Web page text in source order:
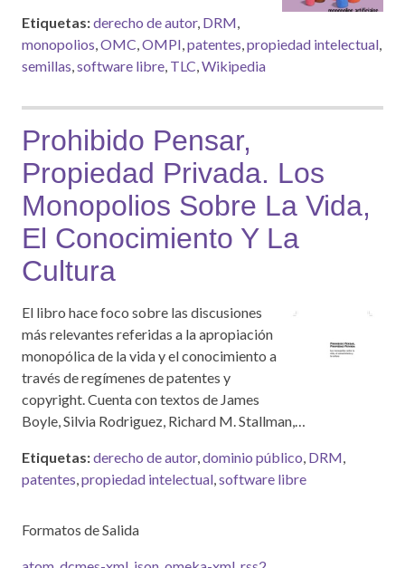
Etiquetas:derecho de autor, DRM,
monopolios,OMC,OMPI,patentes,propiedad intelectual,
semillas,software libre, TLC,Wikipedia
Prohibido Pensar,
Propiedad Privada. Los
Monopolios Sobre La Vida,
El Conocimiento Y La
Cultura
El libro hace foco sobre las discusiones
más relevantes referidas a la apropiación
monopólica de la vida y el conocimiento a
través de regímenes de patentes y
copyright. Cuenta con textos de James
Boyle, Silvia Rodriguez, Richard M. Stallman,…
Etiquetas:derecho de autor,dominio público, DRM,
patentes,propiedad intelectual,software libre
Formatos de Salida